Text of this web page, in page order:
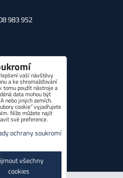
983 952
vaší návštěvy
a ke shromažďování
tomu použít nástroje a
data mohou být
nebo jiných zemích.
cookie“ vyjadřujete
Níže můžete najít
své preference.
ochrany soukromí
všechny
cookies